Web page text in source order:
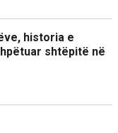
historia e
shtëpitë në